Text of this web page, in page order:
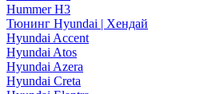
Hummer H3
Тюнинг Hyundai | Хендай
Hyundai Accent
Hyundai Atos
Hyundai Azera
Hyundai Creta